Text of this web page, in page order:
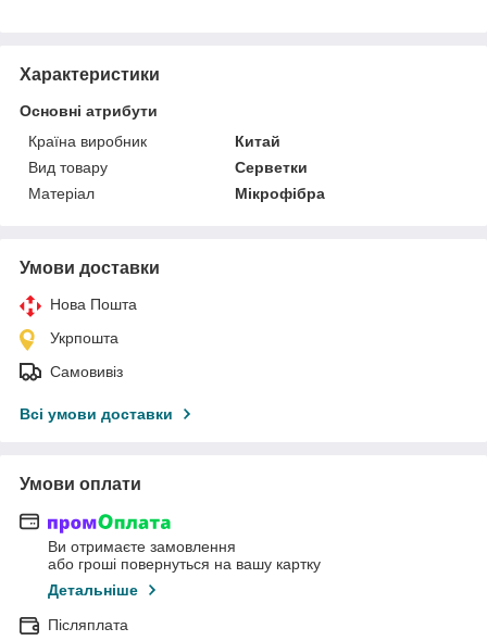
Характеристики
Основні атрибути
Країна виробник
Китай
Вид товару
Серветки
Матеріал
Мікрофібра
Умови доставки
Нова Пошта
Укрпошта
Самовивіз
Всі умови доставки
Умови оплати
Ви отримаєте замовлення
або гроші повернуться на вашу картку
Детальніше
Післяплата